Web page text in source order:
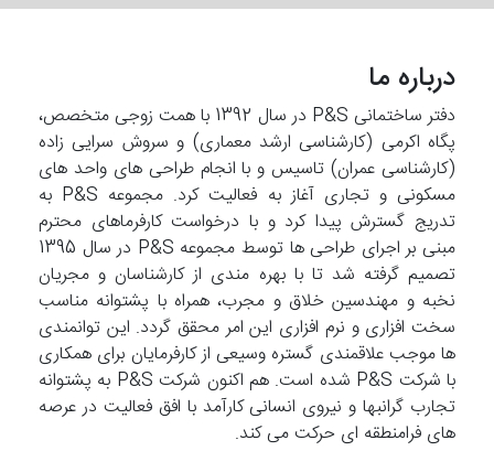
درباره ما
دفتر ساختمانی P&S در سال 1392 با همت زوجی متخصص،
پگاه اکرمی (کارشناسی ارشد معماری) و سروش سرایی زاده
(کارشناسی عمران) تاسیس و با انجام طراحی های واحد های
مسکونی و تجاری آغاز به فعالیت کرد. مجموعه P&S به
تدریج گسترش پیدا کرد و با درخواست کارفرماهای محترم
مبنی بر اجرای طراحی ها توسط مجموعه P&S در سال 1395
تصمیم گرفته شد تا با بهره مندی از کارشناسان و مجریان
نخبه و مهندسین خلاق و مجرب، همراه با پشتوانه مناسب
سخت افزاری و نرم افزاری این امر محقق گردد. این توانمندی
ها موجب علاقمندی گستره وسیعی از کارفرمایان برای همکاری
با شرکت P&S شده است. هم اکنون شرکت P&S به پشتوانه
تجارب گرانبها و نیروی انسانی کارآمد با افق فعالیت در عرصه
های فرامنطقه ای حرکت می کند.